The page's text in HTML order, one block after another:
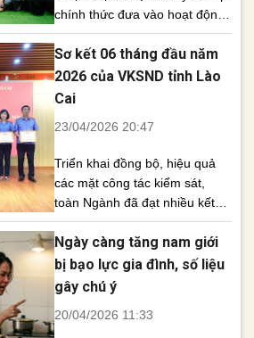
chính thức đưa vào hoạt động
văn phòng chi nhánh tại Lào
Cai, đánh dấu bước phát triển
quan trọng trong chiến lược
mở rộng hệ thống và nâng cao
du lịch Việt Nam – Trung Quốc.
Sơ kết 06 tháng đầu năm
2026 của VKSND tỉnh Lào
Cai
23/04/2026 20:47
Triển khai đồng bộ, hiệu quả
các mặt công tác kiểm sát,
toàn Ngành đã đạt nhiều kết
quả tích cực trong 6 tháng đầu
năm 2026. Chất lượng thực
hành quyền công tố và kiểm
sát hoạt động tư pháp tiếp tục
tin báo, tố giác tội [...]
Ngày càng tăng nam giới
bị bạo lực gia đình, số liệu
gây chú ý
20/04/2026 11:33